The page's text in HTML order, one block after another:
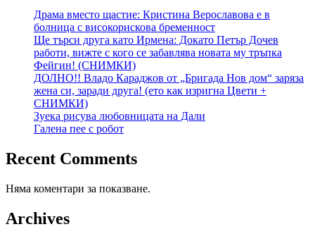
Драма вместо щастие: Кристина Верославова е в
болница с високорискова бременност
Ще търси друга като Ирмена: Докато Петър Дочев
работи, вижте с кого се забавлява новата му тръпка
Фейгин! (СНИМКИ)
ДОЛНО!! Владо Караджов от „Бригада Нов дом“ заряза
жена си, заради друга! (ето как изригна Цвети +
СНИМКИ)
Зуека рисува любовницата на Дали
Галена пее с робот
Recent Comments
Няма коментари за показване.
Archives